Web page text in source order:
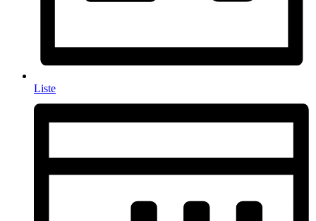
Liste